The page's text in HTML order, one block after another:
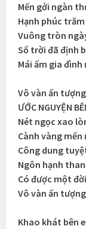
Mến gởi ngàn
Hạnh phúc
Vuông tròn
Số trời đã định
Mái ấm gia
Vô vàn ấn
ƯỚC NGUYỆN
Nét ngọc xao
Cành vàng mến
Công dung
Ngôn hạnh
Có được một
Vô vàn ấn
Khao khát bên